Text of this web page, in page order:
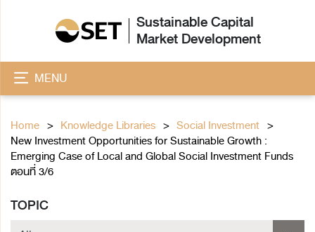
Sustainable Capital
Market Development
MENU
Home Knowledge Libraries
Social Investment
New Investment Opportunities for Sustainable Growth :
Emerging Case of Local and Global Social Investment Funds
ตอนที่ 3/6
TOPIC